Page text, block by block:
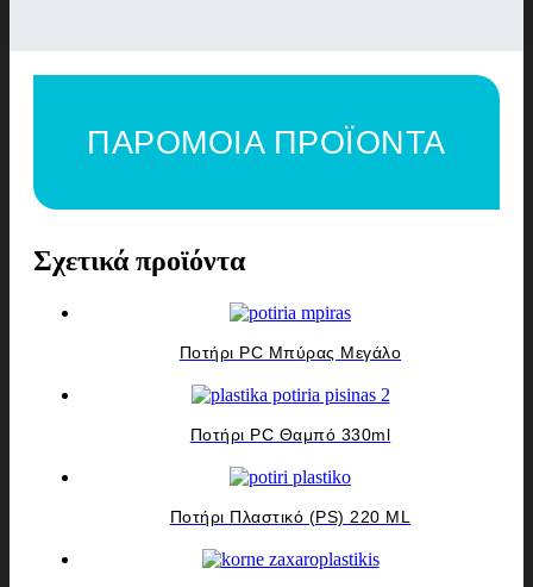
ΠΑΡΟΜΟΙΑ ΠΡΟΪΟΝΤΑ
Σχετικά προϊόντα
Ποτήρι PC Μπύρας Μεγάλο
Ποτήρι PC Θαμπό 330ml
Ποτήρι Πλαστικό (ΡS) 220 ΜL